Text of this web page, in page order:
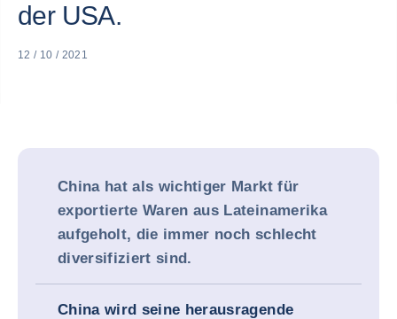
der USA.
12 / 10 / 2021
China hat als wichtiger Markt für
exportierte Waren aus Lateinamerika
aufgeholt, die immer noch schlecht
diversifiziert sind.
China wird seine herausragende